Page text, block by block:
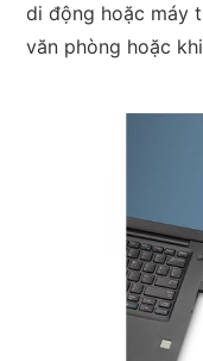
di động hoặc máy
văn phòng hoặc